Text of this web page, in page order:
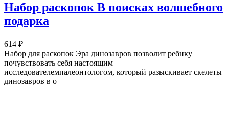
Набор раскопок В поисках волшебного
подарка
614 ₽
Набор для раскопок Эра динозавров позволит ребнку
почувствовать себя настоящим
исследователемпалеонтологом, который разыскивает скелеты
динозавров в о